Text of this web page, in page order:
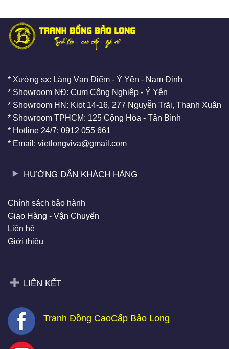
* Xưởng sx: Làng Vạn Điểm - Ý Yên - Nam Định
* Showroom NĐ: Cụm Công Nghiệp - Ý Yên
* Showroom HN: Kiot 14-16, 277 Nguyễn Trãi, Thanh Xuân
* Showroom TPHCM: 125 Cộng Hòa - Tân Bình
* Hotline 24/7: 0912 055 661
* Email: vietlongviva@gmail.com
HƯỚNG DẪN KHÁCH HÀNG
Chính sách bảo hành
Giao Hàng - Vận Chuyển
Liên hệ
Giới thiệu
LIÊN KẾT
Tranh Đồng CaoCấp Bảo Long